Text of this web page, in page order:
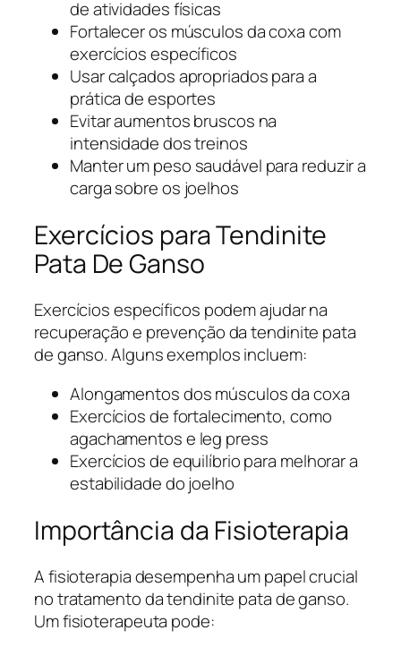
de atividades físicas
Fortalecer os músculos da coxa com
exercícios específicos
Usar calçados apropriados para a
prática de esportes
Evitar aumentos bruscos na
intensidade dos treinos
Manter um peso saudável para reduzir a
carga sobre os joelhos
Exercícios para Tendinite
Pata De Ganso
Exercícios específicos podem ajudar na
recuperação e prevenção da tendinite pata
de ganso. Alguns exemplos incluem:
Alongamentos dos músculos da coxa
Exercícios de fortalecimento, como
agachamentos e leg press
Exercícios de equilíbrio para melhorar a
estabilidade do joelho
Importância da Fisioterapia
A fisioterapia desempenha um papel crucial
no tratamento da tendinite pata de ganso.
Um fisioterapeuta pode: